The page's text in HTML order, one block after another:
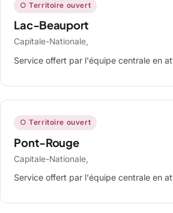
○ Territoire ouvert
Lac-Beauport
Capitale-Nationale,
Service offert par l'équipe centrale en
○ Territoire ouvert
Pont-Rouge
Capitale-Nationale,
Service offert par l'équipe centrale en